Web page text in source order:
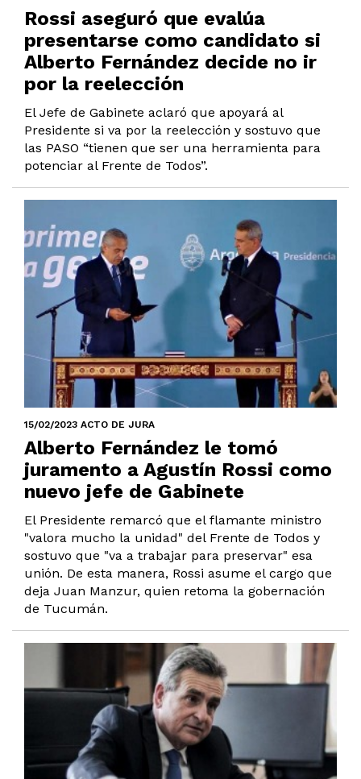
Rossi aseguró que evalúa
presentarse como candidato si
Alberto Fernández decide no ir
por la reelección
El Jefe de Gabinete aclaró que apoyará al
Presidente si va por la reelección y sostuvo que
las PASO “tienen que ser una herramienta para
potenciar al Frente de Todos”.
15/02/2023 ACTO DE JURA
Alberto Fernández le tomó
juramento a Agustín Rossi como
nuevo jefe de Gabinete
El Presidente remarcó que el flamante ministro
"valora mucho la unidad" del Frente de Todos y
sostuvo que "va a trabajar para preservar" esa
unión. De esta manera, Rossi asume el cargo que
deja Juan Manzur, quien retoma la gobernación
de Tucumán.